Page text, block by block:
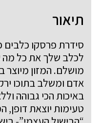
תיאור
סידרת פרסקו
לכלב שלך את כל מה
מושלם. המזון מיוצר
אדם ומשלב בתוכו
באיכות הכי גבוהה
טעימות יוצאת דופן,